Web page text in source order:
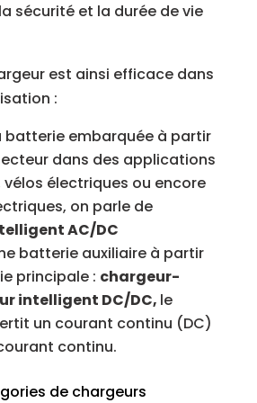
sécurité et la durée de vie
est ainsi efficace dans
:
batterie embarquée à partir
dans des applications
vélos électriques ou encore
on parle de
AC/DC
batterie auxiliaire à partir
principale : chargeur-
intelligent DC/DC, le
un courant continu (DC)
continu.
de chargeurs